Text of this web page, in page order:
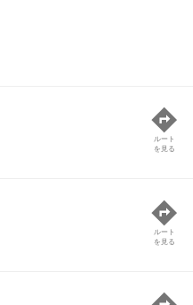
ルート
を見る
ルート
を見る